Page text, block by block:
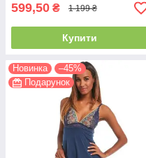
599,50 ₴ 1 199 ₴
Купити
Новинка
–45%
Подарунок